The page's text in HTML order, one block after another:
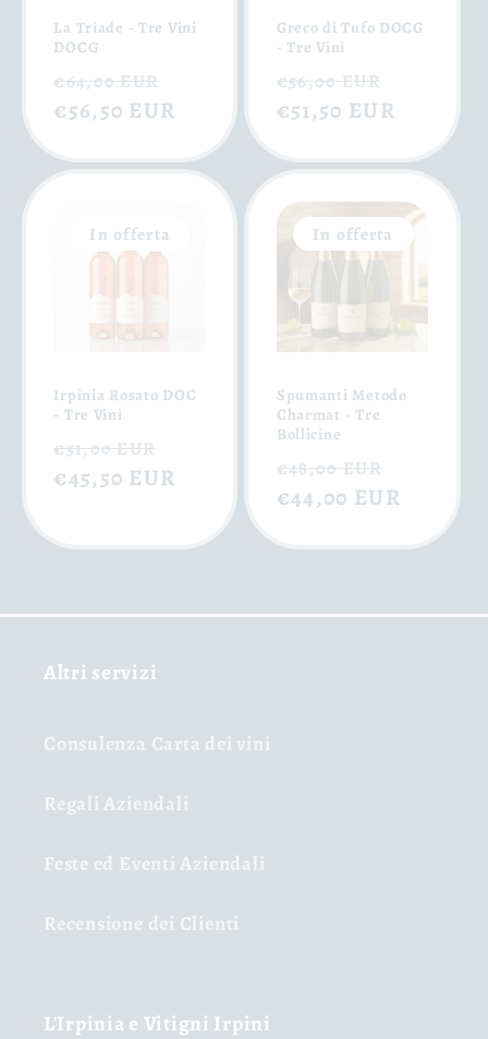
La Triade - Tre Vini
DOCG
Prezzo
di
€64,00 EUR
scontato
€56,50 EUR
Greco di Tufo DOCG
- Tre Vini
Prezzo
di
€56,00 EUR
€51,50 EUR
In offerta
Irpinia Rosato DOC
- Tre Vini
Prezzo
di
€51,00 EUR
scontato
€45,50 EUR
In offerta
Spumanti Metodo
Charmat - Tre
Bollicine
Prezzo
di
€48,00 EUR
€44,00 EUR
Altri servizi
Consulenza Carta dei vini
Regali Aziendali
Feste ed Eventi Aziendali
Recensione dei Clienti
L'Irpinia e Vitigni Irpini